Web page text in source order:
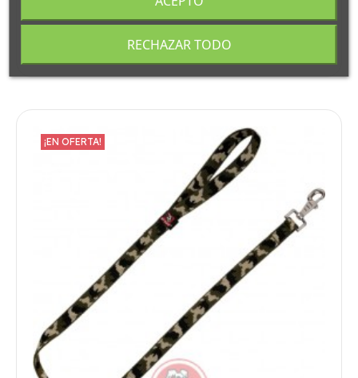
ARNES NYLON CAMUFLAJE GRIS
6,29 €
¡EN OFERTA!
RECHAZAR TODO